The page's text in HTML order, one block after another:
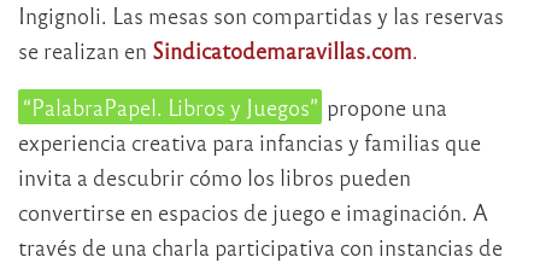
Ingignoli. Las mesas son compartidas y las reservas
se realizan en Sindicatodemaravillas.com.
“PalabraPapel. Libros y Juegos” propone una
experiencia creativa para infancias y familias que
invita a descubrir cómo los libros pueden
convertirse en espacios de juego e imaginación. A
través de una charla participativa con instancias de